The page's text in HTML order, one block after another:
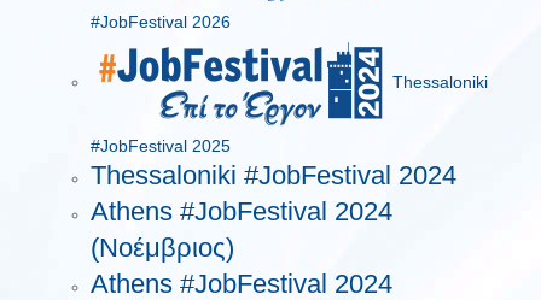
#JobFestival 2026
Thessaloniki
#JobFestival 2025
Thessaloniki #JobFestival 2024
Athens #JobFestival 2024
(Νοέμβριος)
Athens #JobFestival 2024